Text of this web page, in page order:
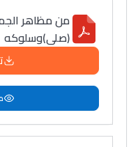
من مظاهر
(صلى)وسلوكه